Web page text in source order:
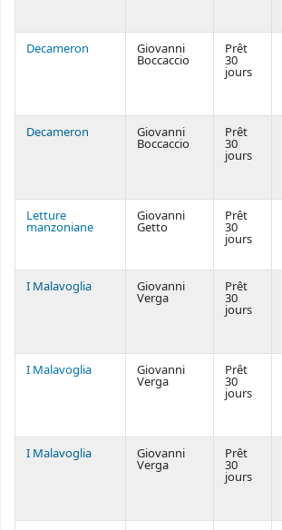
Decameron Giovanni
Boccaccio
Prêt
30
jours
Decameron Giovanni
Boccaccio
Prêt
30
jours
Letture
manzoniane
Giovanni
Getto
Prêt
30
jours
I Malavoglia Giovanni
Verga
Prêt
30
jours
I Malavoglia Giovanni
Verga
Prêt
30
jours
I Malavoglia Giovanni
Verga
Prêt
30
jours